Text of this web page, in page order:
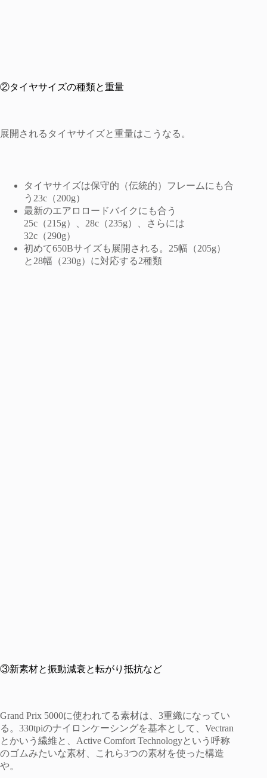
②タイヤサイズの種類と重量
展開されるタイヤサイズと重量はこうなる。
タイヤサイズは保守的（伝統的）フレームにも合
う23c（200g）
最新のエアロロードバイクにも合う
25c（215g）、28c（235g）、さらには
32c（290g）
初めて650Bサイズも展開される。25幅（205g）
と28幅（230g）に対応する2種類
③新素材と振動減衰と転がり抵抗など
Grand Prix 5000に使われてる素材は、3重織になってい
る。330tpiのナイロンケーシングを基本として、Vectran
とかいう繊維と、Active Comfort Technologyという呼称
のゴムみたいな素材、これら3つの素材を使った構造
や。